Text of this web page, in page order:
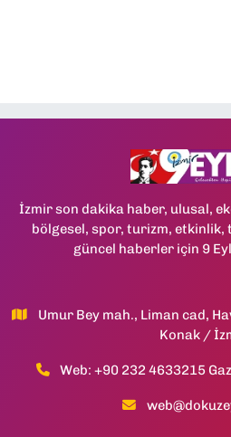
İzmir son dakika haber, ulusal,
bölgesel, spor, turizm,
güncel haberler için 9
Umur Bey mah., Liman cad,
Konak /
Web: +90 232 4633215